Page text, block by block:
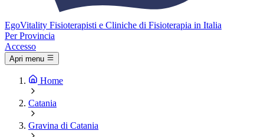
EgoVitality Fisioterapisti e Cliniche di Fisioterapia in Italia
Per Provincia
Accesso
Apri menu
Home
Catania
Gravina di Catania